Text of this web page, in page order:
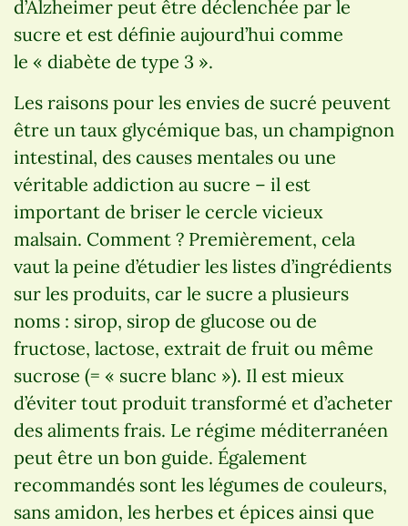
d’Alzheimer peut être déclenchée par le
sucre et est définie aujourd’hui comme
le « diabète de type 3 ».
Les raisons pour les envies de sucré peuvent
être un taux glycémique bas, un champignon
intestinal, des causes mentales ou une
véritable addiction au sucre – il est
important de briser le cercle vicieux
malsain. Comment ? Premièrement, cela
vaut la peine d’étudier les listes d’ingrédients
sur les produits, car le sucre a plusieurs
noms : sirop, sirop de glucose ou de
fructose, lactose, extrait de fruit ou même
sucrose (= « sucre blanc »). Il est mieux
d’éviter tout produit transformé et d’acheter
des aliments frais. Le régime méditerranéen
peut être un bon guide. Également
recommandés sont les légumes de couleurs,
sans amidon, les herbes et épices ainsi que